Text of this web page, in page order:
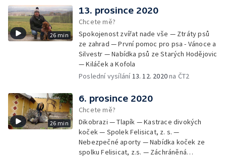
26 min
13. prosince 2020
Chcete mě?
Spokojenost zvířat nade vše — Ztráty psů
ze zahrad — První pomoc pro psa - Vánoce a
Silvestr — Nabídka psů ze Starých Hodějovic
— Kiláček a Kofola
Poslední vysílání13. 12. 2020na ČT2
26 min
6. prosince 2020
Chcete mě?
Dikobrazi — Tlapík — Kastrace divokých
koček — Spolek Felisicat, z. s. —
Nebezpečné aporty — Nabídka koček ze
spolku Felisicat, z.s. — Záchráněná